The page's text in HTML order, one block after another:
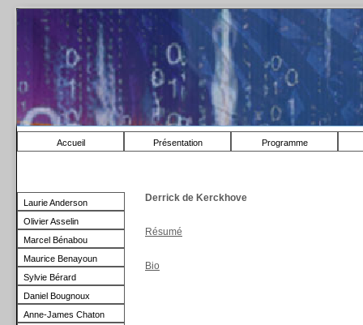
Accueil Présentation Programme
Laurie Anderson
Olivier Asselin
Marcel Bénabou
Maurice Benayoun
Sylvie Bérard
Daniel Bougnoux
Anne-James Chaton
Derrick de Kerckhove
Résumé
Bio